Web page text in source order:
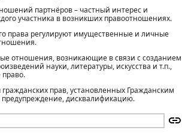
партнёров – частный интерес и
участника в возникших правоотношениях.
права регулируют имущественные и личные
отношения, возникающие в связи с созданием
науки, литературы, искусства и т.п.,
право.
прав, установленных Гражданским
предупреждение, дисквалификацию.